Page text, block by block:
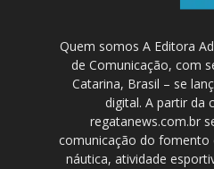
Quem somos A Editora
de Comunicação, com
Catarina, Brasil – se
digital. A partir da
regatanews.com.br
comunicação do fomento
náutica, atividade